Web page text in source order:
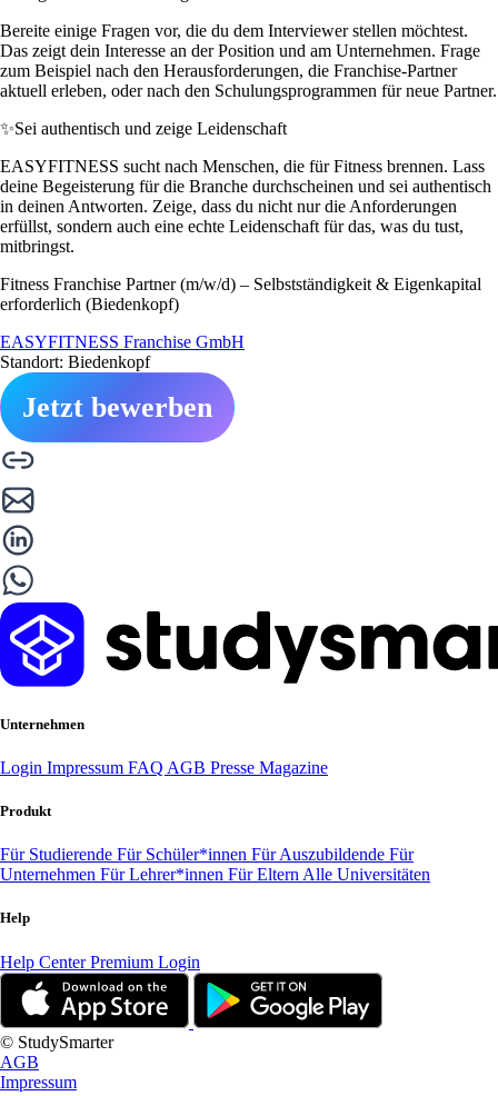
Bereite einige Fragen vor, die du dem Interviewer stellen möchtest.
Das zeigt dein Interesse an der Position und am Unternehmen. Frage
zum Beispiel nach den Herausforderungen, die Franchise-Partner
aktuell erleben, oder nach den Schulungsprogrammen für neue Partner.
✨Sei authentisch und zeige Leidenschaft
EASYFITNESS sucht nach Menschen, die für Fitness brennen. Lass
deine Begeisterung für die Branche durchscheinen und sei authentisch
in deinen Antworten. Zeige, dass du nicht nur die Anforderungen
erfüllst, sondern auch eine echte Leidenschaft für das, was du tust,
mitbringst.
Fitness Franchise Partner (m/w/d) – Selbstständigkeit & Eigenkapital
erforderlich (Biedenkopf)
EASYFITNESS Franchise GmbH
Standort: Biedenkopf
Jetzt bewerben
Unternehmen
Login Impressum FAQ AGB Presse Magazine
Produkt
Für Studierende Für Schüler*innen Für Auszubildende Für
Unternehmen Für Lehrer*innen Für Eltern Alle Universitäten
Help
Help CenterPremium Login
© StudySmarter
AGB
Impressum